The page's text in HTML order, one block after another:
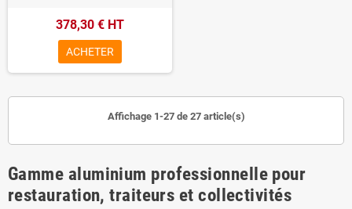
378,30 € HT
ACHETER
Affichage 1-27 de 27 article(s)
Gamme aluminium professionnelle pour
restauration, traiteurs et collectivités